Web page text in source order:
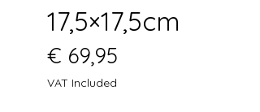
17,5×17,5cm
€ 69,95
VAT Included